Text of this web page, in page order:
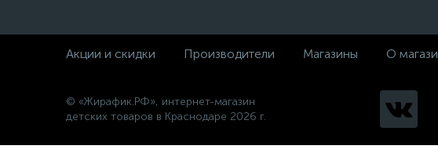
Акции и скидки Производители Магазины О
© «Жирафик.РФ», интернет-магазин
детских товаров в Краснодаре 2026 г.